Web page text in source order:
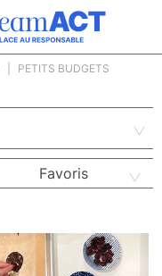
PETITS BUDGETS